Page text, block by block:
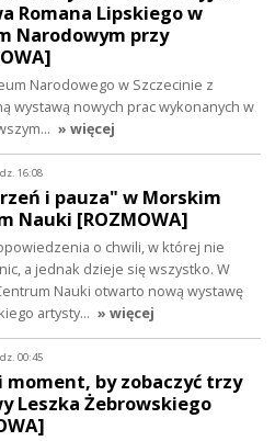
Romana Lipskiego w
Narodowym przy
Narodowego w Szczecinie z
wystawą nowych prac wykonanych w
» więcej
16:08
i pauza" w Morskim
Nauki [ROZMOWA]
o chwili, w której nie
a jednak dzieje się wszystko. W
Nauki otwarto nową wystawę
artysty… » więcej
00:45
by zobaczyć trzy
Leszka Żebrowskiego